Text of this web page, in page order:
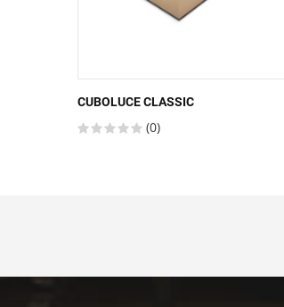
CUBOLUCE CLASSIC
(0)